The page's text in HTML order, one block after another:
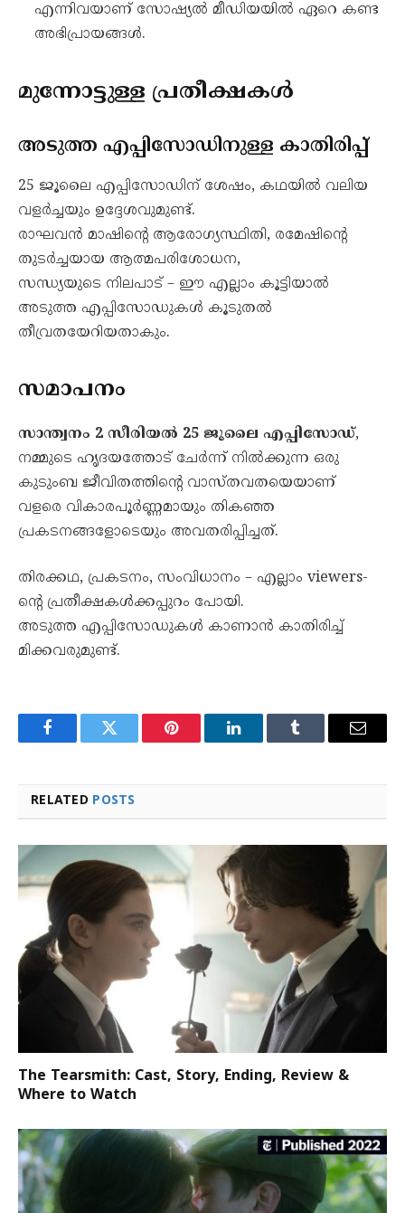
എന്നിവയാണ് സോഷ്യൽ മീഡിയയിൽ ഏറെ കണ്ട
അഭിപ്രായങ്ങൾ.
മുന്നോട്ടുള്ള പ്രതീക്ഷകൾ
അടുത്ത എപ്പിസോഡിനുള്ള കാതിരിപ്പ്
25 ജൂലൈ എപ്പിസോഡിന് ശേഷം, കഥയിൽ വലിയ
വളർച്ചയും ഉദ്ദേശവുമുണ്ട്.
രാഘവൻ മാഷിന്റെ ആരോഗ്യസ്ഥിതി, രമേഷിന്റെ
തുടർച്ചയായ ആത്മപരിശോധന,
സന്ധ്യയുടെ നിലപാട് – ഈ എല്ലാം കൂട്ടിയാൽ
അടുത്ത എപ്പിസോഡുകൾ കൂടുതൽ
തീവ്രതയേറിയതാകും.
സമാപനം
സാന്ത്വനം 2 സീരിയൽ 25 ജൂലൈ എപ്പിസോഡ്,
നമ്മുടെ ഹൃദയത്തോട് ചേർന്ന് നിൽക്കുന്ന ഒരു
കുടുംബ ജീവിതത്തിന്റെ വാസ്തവതയെയാണ്
വളരെ വികാരപൂർണ്ണമായും തികഞ്ഞ
പ്രകടനങ്ങളോടെയും അവതരിപ്പിച്ചത്.
തിരക്കഥ, പ്രകടനം, സംവിധാനം – എല്ലാം viewers-
ന്റെ പ്രതീക്ഷകൾക്കപ്പുറം പോയി.
അടുത്ത എപ്പിസോഡുകൾ കാണാൻ കാതിരിച്ച്
മിക്കവരുമുണ്ട്.
FacebookTwitter Pinterest LinkedInTumblr Email
RELATED POSTS
The Tearsmith: Cast, Story, Ending, Review &
Where to Watch